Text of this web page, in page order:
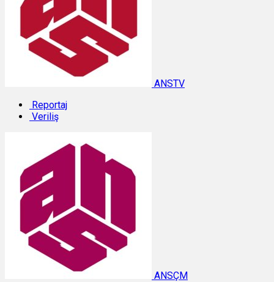
ANSTV
Reportaj
Veriliş
ANSÇM